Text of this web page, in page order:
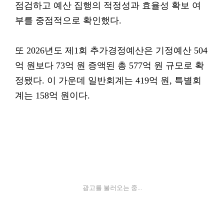
점검하고 예산 집행의 적정성과 효율성 확보 여
부를 중점적으로 확인했다.
또 2026년도 제1회 추가경정예산은 기정예산 504
억 원보다 73억 원 증액된 총 577억 원 규모로 확
정됐다. 이 가운데 일반회계는 419억 원, 특별회
계는 158억 원이다.
광고를 불러오는 중...